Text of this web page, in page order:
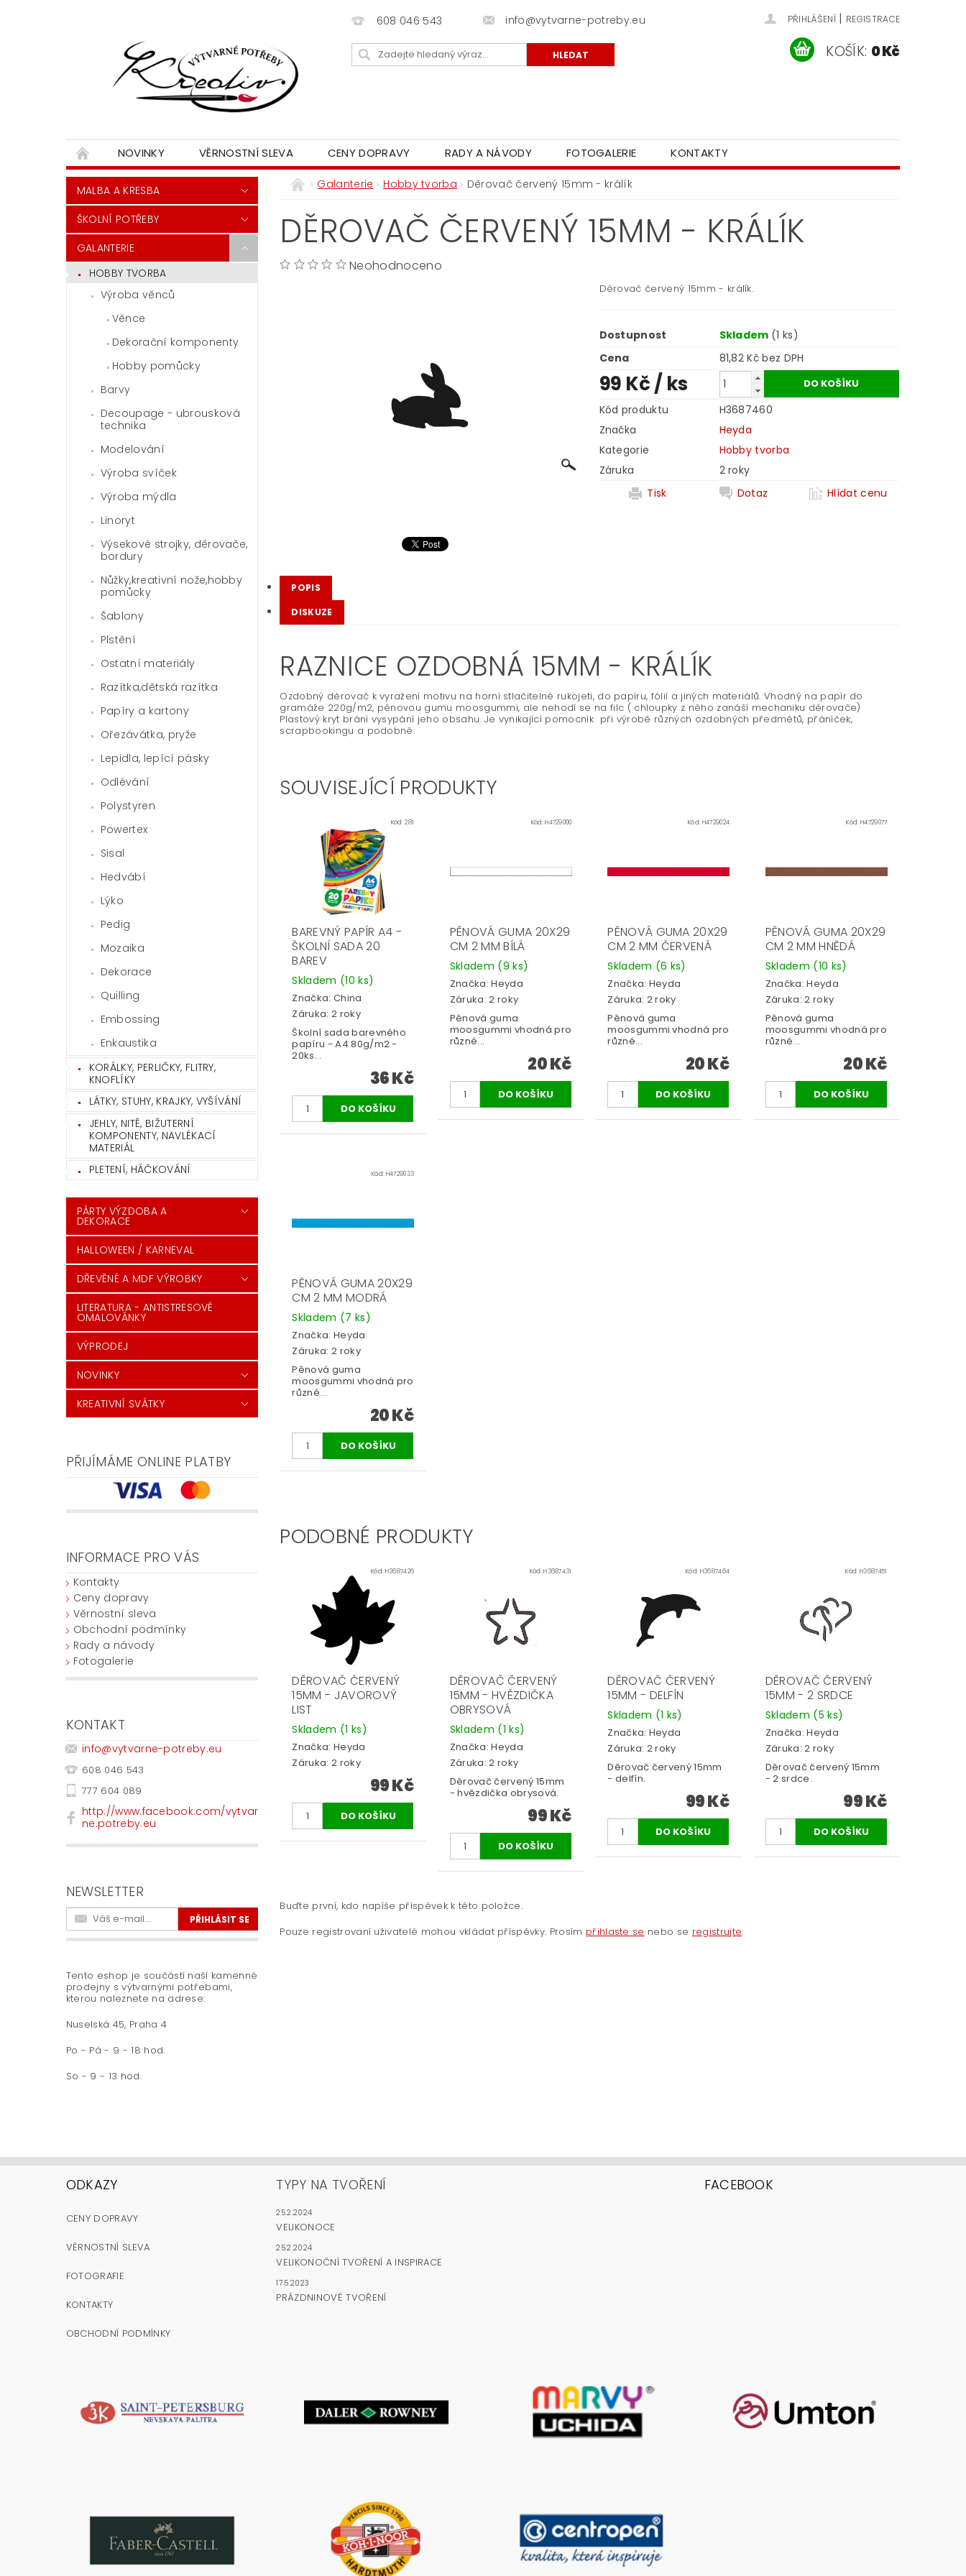
608 046 543 info@vytvarne-potreby.eu PŘIHLÁŠENÍ | REGISTRACE
KOŠÍK: 0 Kč
NOVINKY VĚRNOSTNÍ SLEVA CENY DOPRAVY RADY A NÁVODY FOTOGALERIE KONTAKTY
MALBA A KRESBA
ŠKOLNÍ POTŘEBY
GALANTERIE
HOBBY TVORBA
Výroba věnců
Věnce
Dekorační komponenty
Hobby pomůcky
Barvy
Decoupage - ubrousková
technika
Modelování
Výroba svíček
Výroba mýdla
Linoryt
Výsekové strojky, děrovače,
bordury
Nůžky,kreativní nože,hobby
pomůcky
Šablony
Plstění
Ostatní materiály
Razítka,dětská razítka
Papíry a kartony
Ořezávátka, pryže
Lepidla, lepící pásky
Odlévání
Polystyren
Powertex
Sisal
Hedvábí
Lýko
Pedig
Mozaika
Dekorace
Quilling
Embossing
Enkaustika
KORÁLKY, PERLIČKY, FLITRY,
KNOFLÍKY
LÁTKY, STUHY, KRAJKY, VYŠÍVÁNÍ
JEHLY, NITĚ, BIŽUTERNÍ
KOMPONENTY, NAVLÉKACÍ
MATERIÁL
PLETENÍ, HÁČKOVÁNÍ
PÁRTY VÝZDOBA A
DEKORACE
HALLOWEEN / KARNEVAL
DŘEVĚNÉ A MDF VÝROBKY
LITERATURA - ANTISTRESOVÉ
OMALOVÁNKY
VÝPRODEJ
NOVINKY
KREATIVNÍ SVÁTKY
PŘIJÍMÁME ONLINE PLATBY
INFORMACE PRO VÁS
Kontakty
Ceny dopravy
Věrnostní sleva
Obchodní podmínky
Rady a návody
Fotogalerie
KONTAKT
info@vytvarne-potreby.eu
608 046 543
777 604 089
http://www.facebook.com/vytvar
ne.potreby.eu
NEWSLETTER
Tento eshop je součástí naší kamenné
prodejny s výtvarnými potřebami,
kterou naleznete na adrese:
Nuselská 45, Praha 4
Po - Pá - 9 - 18 hod.
So - 9 - 13 hod.
Galanterie Hobby tvorba Děrovač červený 15mm - králík
DĚROVAČ ČERVENÝ 15MM - KRÁLÍK
Neohodnoceno
Děrovač červený 15mm - králík.
Dostupnost Skladem (1 ks)
Cena
81,82 Kč bez DPH
99 Kč/ ks
Kód produktu
H3687460
Značka
Heyda
Kategorie
Hobby tvorba
Záruka
2 roky
Tisk
Dotaz Hlídat cenu
POPIS
DISKUZE
RAZNICE OZDOBNÁ 15MM - KRÁLÍK
Ozdobný děrovač k vyražení motivu na horní stlačitelné rukojeti, do papíru, fólií a jiných materiálů. Vhodný na papír do
gramáže 220g/m2, pěnovou gumu moosgummi, ale nehodí se na filc ( chloupky z něho zanáší mechaniku děrovače)
Plastový kryt brání vysypání jeho obsahu. Je vynikající pomocník při výrobě různých ozdobných předmětů, přáníček,
scrapbookingu a podobně.
SOUVISEJÍCÍ PRODUKTY
Kód:281
BAREVNÝ PAPÍR A4 -
ŠKOLNÍ SADA 20
BAREV
Skladem (10 ks)
Značka: China
Záruka: 2 roky
Školní sada barevného
papíru - A4 80g/m2 -
20ks...
36 Kč
Kód:H4729000
PĚNOVÁ GUMA 20X29
CM 2 MM BÍLÁ
Skladem (9 ks)
Značka:Heyda
Záruka: 2 roky
Pěnová guma
moosgummi vhodná pro
různé...
20 Kč
Kód: H4729024
PĚNOVÁ GUMA 20X29
CM 2 MM ČERVENÁ
Skladem (6 ks)
Značka: Heyda
Záruka: 2 roky
Pěnová guma
moosgummi vhodná pro
různé...
20 Kč
Kód:H4729077
PĚNOVÁ GUMA 20X29
CM 2 MM HNĚDÁ
Skladem (10 ks)
Značka:Heyda
Záruka: 2 roky
Pěnová guma
moosgummi vhodná pro
různé...
20 Kč
Kód: H4729033
PĚNOVÁ GUMA 20X29
CM 2 MM MODRÁ
Skladem (7 ks)
Značka: Heyda
Záruka: 2 roky
Pěnová guma
moosgummi vhodná pro
různé...
20 Kč
PODOBNÉ PRODUKTY
Kód: H3687426
DĚROVAČ ČERVENÝ
15MM - JAVOROVÝ
LIST
Skladem (1 ks)
Značka: Heyda
Záruka: 2 roky
99 Kč
Kód:H3687431
DĚROVAČ ČERVENÝ
15MM - HVĚZDIČKA
OBRYSOVÁ
Skladem (1 ks)
Značka:Heyda
Záruka: 2 roky
Děrovač červený 15mm
- hvězdička obrysová.
99 Kč
Kód: H3687464
DĚROVAČ ČERVENÝ
15MM - DELFÍN
Skladem (1 ks)
Značka: Heyda
Záruka: 2 roky
Děrovač červený 15mm
- delfín.
99 Kč
Kód:H3687451
DĚROVAČ ČERVENÝ
15MM - 2 SRDCE
Skladem (5 ks)
Značka:Heyda
Záruka: 2 roky
Děrovač červený 15mm
- 2 srdce.
99 Kč
Buďte první, kdo napíše příspěvek k této položce.
Pouze registrovaní uživatelé mohou vkládat příspěvky. Prosím přihlaste se nebo se registrujte.
ODKAZY
CENY DOPRAVY
VĚRNOSTNÍ SLEVA
FOTOGRAFIE
KONTAKTY
OBCHODNÍ PODMÍNKY
TYPY NA TVOŘENÍ
25.2.2024
VELIKONOCE
25.2.2024
VELIKONOČNÍ TVOŘENÍ A INSPIRACE
17.5.2023
PRÁZDNINOVÉ TVOŘENÍ
FACEBOOK